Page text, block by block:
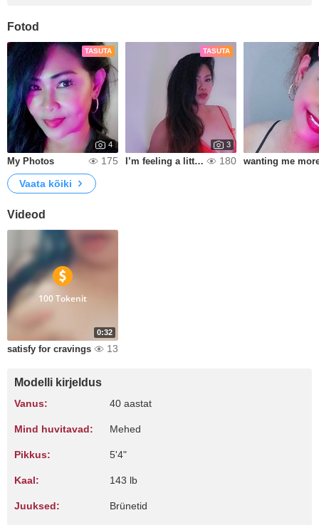
Fotod
TASUTA
4
My Photos 175
TASUTA
3
I’m feeling a little extra today 😘🔥 180 wanting me
Vaata kõiki
Videod
0:32
100 Tokenit
satisfy for cravings 13
Modelli kirjeldus
Vanus: 40 aastat
Mind huvitavad: Mehed
Pikkus: 5'4"
Kaal: 143 lb
Juuksed: Brünetid